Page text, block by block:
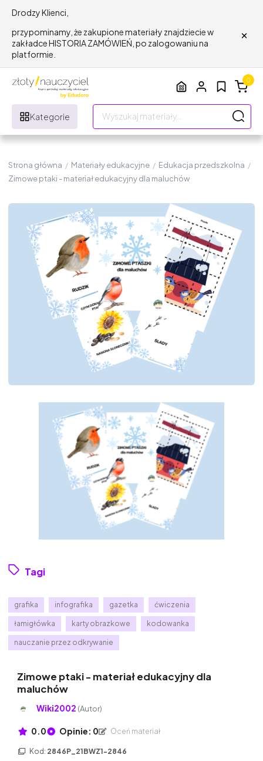
Drodzy Klienci,
przypominamy, że zakupione materiały znajdziecie w
zakładce HISTORIA ZAMÓWIEŃ, po zalogowaniu na
platformie.
×
Kategorie
0
Strona główna / Materiały edukacyjne / Edukacja przedszkolna /
Zimowe ptaki - materiał edukacyjny dla maluchów
Tagi
grafika infografika gazetka ćwiczenia
łamigłówka karty obrazkowe kodowanka
nauczanie przez odkrywanie
Zimowe ptaki - materiał edukacyjny dla
maluchów
Wiki2002 (Autor)
0.0 Opinie: 0 Oceń materiał
Kod: 2846P_21BWZ1-2846